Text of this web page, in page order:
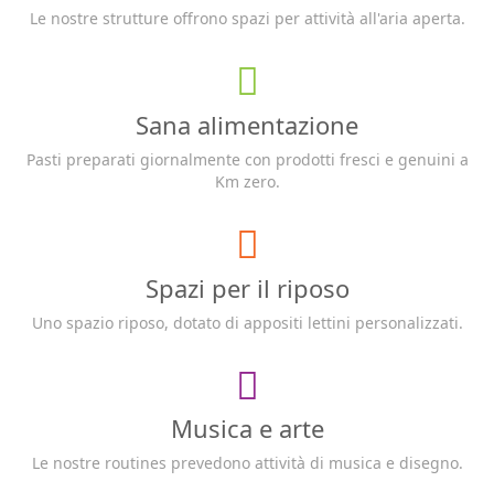
Le nostre strutture offrono spazi per attività all'aria aperta.
Sana alimentazione
Pasti preparati giornalmente con prodotti fresci e genuini a
Km zero.
Spazi per il riposo
Uno spazio riposo, dotato di appositi lettini personalizzati.
Musica e arte
Le nostre routines prevedono attività di musica e disegno.